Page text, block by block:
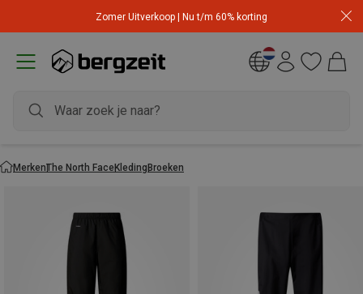
Zomer Uitverkoop | Nu t/m 60% korting
MerkenThe North FaceKledingBroeken